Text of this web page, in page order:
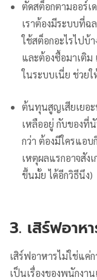
ตัดสต็อกตามออร์เ
เราต้องมีระบบที่ฉ
ใช้สต็อกอะไรไปบ้
และต้องซื้อมาเติ
ในระบบเนี่ย ช่วย
ต้นทุนสูญเสียเยอ
เหลืออยู่ กับของที่นั
กว่า ต้องมีใครแอ
เหตุผลแรกอาจสัง
ขึ้นมั้ย ได้อีกวิธีนึง)
3. เสิร์ฟอาห
เสิร์ฟอาหารไม่ใช่แค่
เป็นเรื่องของพนักงา